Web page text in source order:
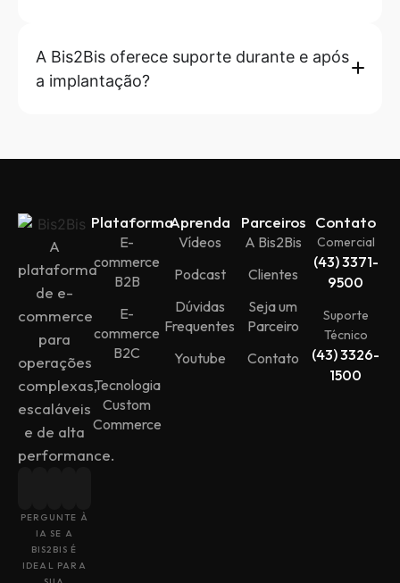
A Bis2Bis oferece suporte durante e após
a implantação?
A
plataforma
de e-
commerce
para
operações
complexas,
escaláveis
e de alta
performance.
PERGUNTE À
IA SE A
BIS2BIS É
IDEAL PARA
Plataforma
E-
commerce
B2B
E-
commerce
B2C
Tecnologia
Custom
Commerce
Aprenda
Vídeos
Podcast
Dúvidas
Frequentes
Youtube
Parceiros
A Bis2Bis
Clientes
Seja um
Parceiro
Contato
Contato
Comercial
(43) 3371-
9500
Suporte
Técnico
(43) 3326-
1500